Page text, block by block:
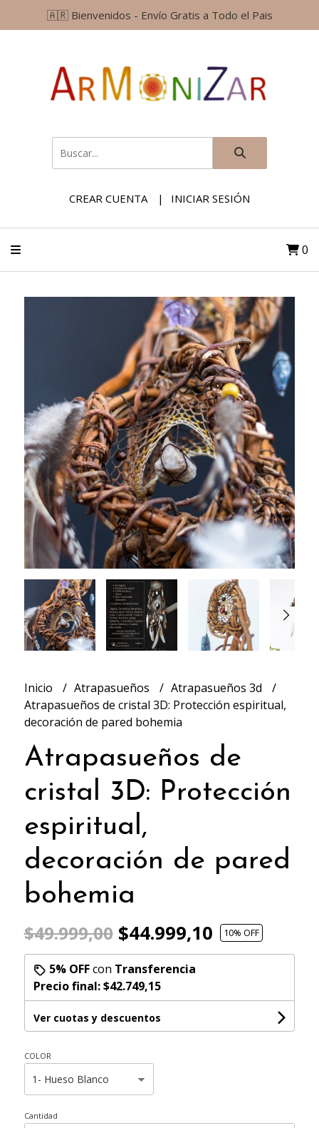
🇦🇷 Bienvenidos - Envío Gratis a Todo el Pais
CREAR CUENTA INICIAR SESIÓN
0
Inicio Atrapasueños
Atrapasueños 3d
Atrapasueños de cristal 3D: Protección espiritual,
decoración de pared bohemia
Atrapasueños de
cristal 3D: Protección
espiritual,
decoración de pared
bohemia
$49.999,00$44.999,10 10% OFF
5% OFFcon Transferencia
Precio final:$42.749,15
Ver cuotas y descuentos
COLOR
Cantidad